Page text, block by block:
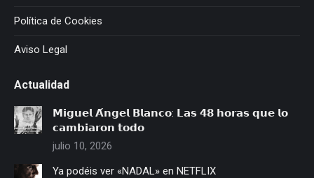
Política de Cookies
Aviso Legal
Actualidad
𝗠𝗶𝗴𝘂𝗲𝗹 𝗔́𝗻𝗴𝗲𝗹 𝗕𝗹𝗮𝗻𝗰𝗼: 𝗟𝗮𝘀 𝟰𝟴 𝗵𝗼𝗿𝗮𝘀 𝗾𝘂𝗲 𝗹𝗼
𝗰𝗮𝗺𝗯𝗶𝗮𝗿𝗼𝗻 𝘁𝗼𝗱𝗼
julio 10, 2026
Ya podéis ver «NADAL» en NETFLIX